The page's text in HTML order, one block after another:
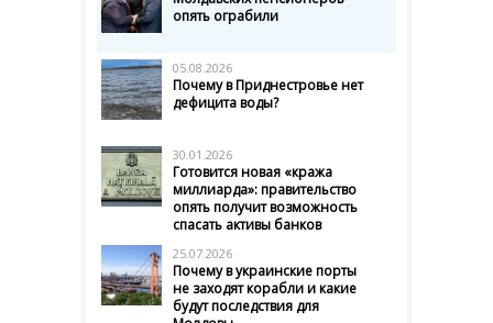
опять ограбили
05.08.2026
Почему в Приднестровье нет
дефицита воды?
30.01.2026
Готовится новая «кража
миллиарда»: правительство
опять получит возможность
спасать активы банков
25.07.2026
Почему в украинские порты
не заходят корабли и какие
будут последствия для